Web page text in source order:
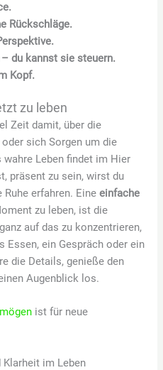
Rückschläge.
du kannst sie steuern.
Kopf.
zu leben
Zeit damit, über die
sich Sorgen um die
Leben findet im Hier
präsent zu sein, wirst du
Ruhe erfahren. Eineeinfache
zu leben, ist die
auf das zu konzentrieren,
Essen, ein Gespräch oder ein
die Details, genieße den
Augenblick los.
ist für neue
Klarheit im Leben